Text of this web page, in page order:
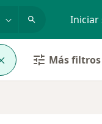
Iniciar
Más filtros